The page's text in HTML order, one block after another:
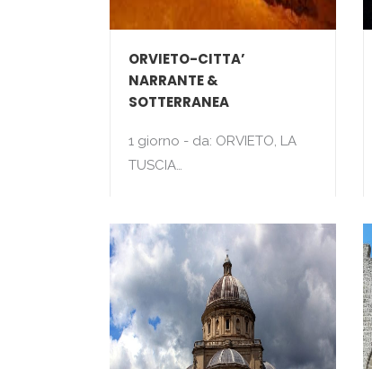
ORVIETO-CITTA’
NARRANTE &
SOTTERRANEA
1 giorno - da: ORVIETO, LA
TUSCIA…